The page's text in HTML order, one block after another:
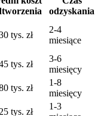
odzyskania
tys. zł
2-4
miesiące
tys. zł
3-6
miesięcy
tys. zł
1-8
miesięcy
tys. zł
1-3